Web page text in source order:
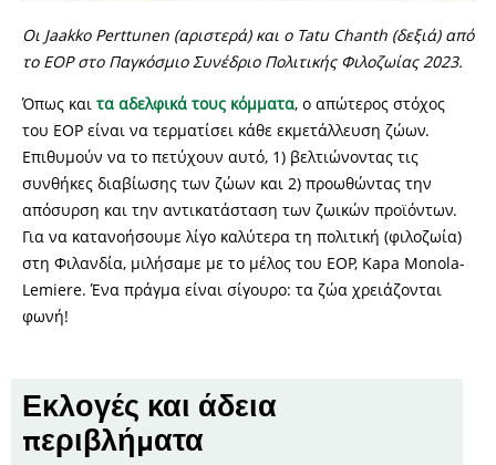
Οι Jaakko Perttunen (αριστερά) και ο Tatu Chanth (δεξιά) από
το EOP στο Παγκόσμιο Συνέδριο Πολιτικής Φιλοζωίας 2023.
Όπως και τα αδελφικά τους κόμματα, ο απώτερος στόχος
του EOP είναι να τερματίσει κάθε εκμετάλλευση ζώων.
Επιθυμούν να το πετύχουν αυτό, 1) βελτιώνοντας τις
συνθήκες διαβίωσης των ζώων και 2) προωθώντας την
απόσυρση και την αντικατάσταση των ζωικών προϊόντων.
Για να κατανοήσουμε λίγο καλύτερα τη πολιτική (φιλοζωία)
στη Φιλανδία, μιλήσαμε με το μέλος του EOP, Kapa Monola-
Lemiere. Ένα πράγμα είναι σίγουρο: τα ζώα χρειάζονται
φωνή!
Εκλογές και άδεια
περιβλήματα